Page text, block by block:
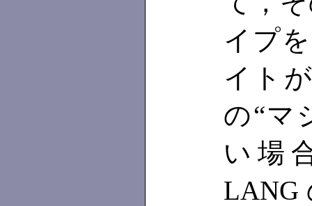
イプ
イト
の“マ
い場
LANG